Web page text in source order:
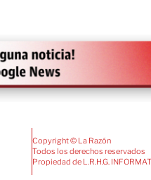
Copyright © La Razón
Todos los derechos reservados
Propiedad de L.R.H.G.